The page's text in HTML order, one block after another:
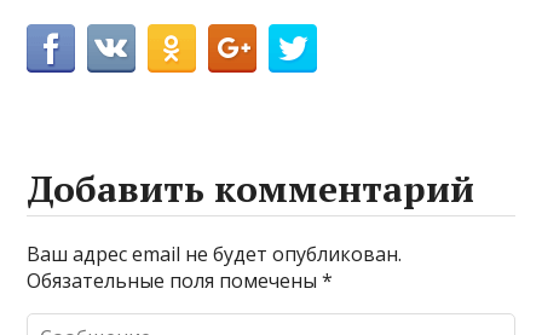
Добавить комментарий
Ваш адрес email не будет опубликован.
Обязательные поля помечены*